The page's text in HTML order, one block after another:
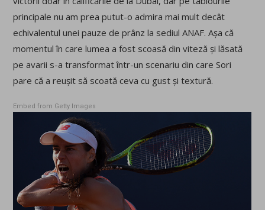
principale nu am prea putut-o admira mai mult decât
echivalentul unei pauze de prânz la sediul ANAF. Așa că
momentul în care lumea a fost scoasă din viteză și lăsată
pe avarii s-a transformat într-un scenariu din care Sori
pare că a reușit să scoată ceva cu gust și textură.
Embed from Getty Images